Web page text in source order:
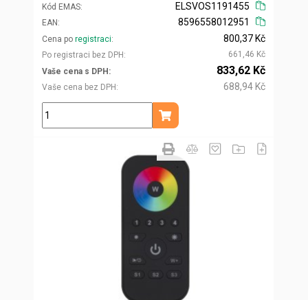
Kód EMAS
EAN
ELSVOS1191455
8596558012951
Cena po registraci
Po registraci bez DPH
800,37 Kč
661,46 Kč
Vaše cena s DPH
Vaše cena bez DPH
833,62 Kč
688,94 Kč
ks
Přidat do košíku